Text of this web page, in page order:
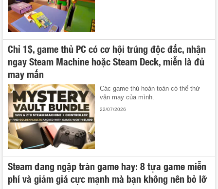
Chỉ 1$, game thủ PC có cơ hội trúng độc đắc, nhận
ngay Steam Machine hoặc Steam Deck, miễn là đủ
may mắn
Các game thủ hoàn toàn có thể thử
vận may của mình.
22/07/2026
Steam đang ngập tràn game hay: 8 tựa game miễn
phí và giảm giá cực mạnh mà bạn không nên bỏ lỡ